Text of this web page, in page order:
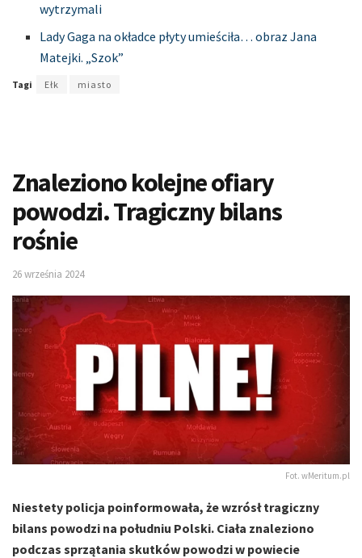
wytrzymali
Lady Gaga na okładce płyty umieściła… obraz Jana
Matejki. „Szok”
Tagi Ełk miasto
Znaleziono kolejne ofiary
powodzi. Tragiczny bilans
rośnie
26 września 2024
Fot. wMeritum.pl
Niestety policja poinformowała, że wzrósł tragiczny
bilans powodzi na południu Polski. Ciała znaleziono
podczas sprzątania skutków powodzi w powiecie